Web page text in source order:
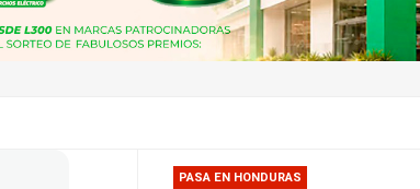
PASA EN HONDURAS